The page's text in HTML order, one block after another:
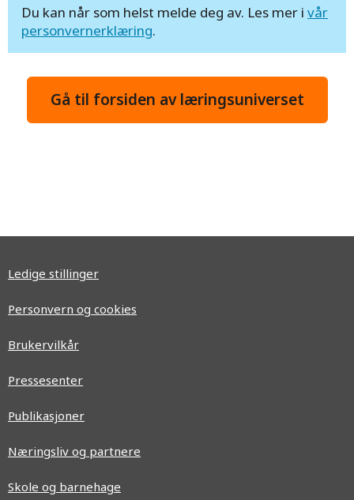
Du kan når som helst melde deg av. Les mer i vår
personvernerklæring.
Gå til forsiden av læringsuniverset
Ledige stillinger
Personvern og cookies
Brukervilkår
Pressesenter
Publikasjoner
Næringsliv og partnere
Skole og barnehage